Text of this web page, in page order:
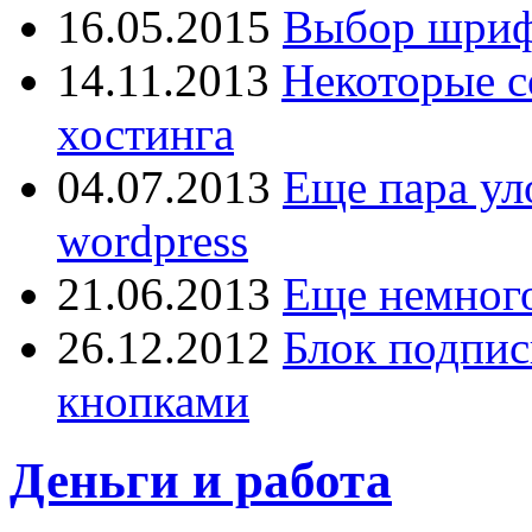
16.05.2015 Выбор
14.11.2013 Некоторые
хостинга
04.07.2013 Еще пара
wordpress
21.06.2013 Еще
26.12.2012 Блок
кнопками
Деньги и работа